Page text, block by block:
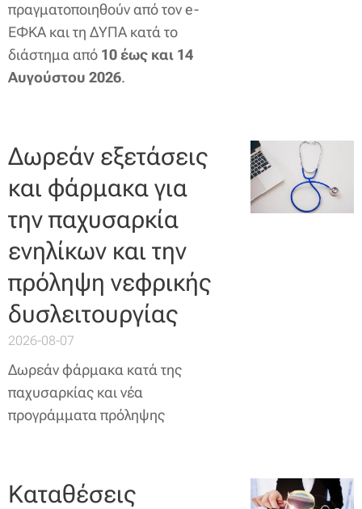
πραγματοποιηθούν από τον e-
ΕΦΚΑ και τη ΔΥΠΑ κατά το
διάστημα από 10 έως και 14
Αυγούστου 2026.
Δωρεάν εξετάσεις
και φάρμακα για
την παχυσαρκία
ενηλίκων και την
πρόληψη νεφρικής
δυσλειτουργίας
2026-08-07
Δωρεάν φάρμακα κατά της
παχυσαρκίας και νέα
προγράμματα πρόληψης
Καταθέσεις